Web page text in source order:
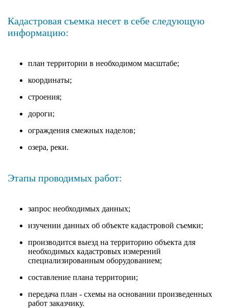
Кадастровая съемка несет в себе следующую
информацию:
план территории в необходимом масштабе;
координаты;
строения;
дороги;
ограждения смежных наделов;
озера, реки.
Этапы проводимых работ:
запрос необходимых данных;
изучении данных об объекте кадастровой съемки;
производится выезд на территорию объекта для
необходимых кадастровых измерений
специализированным оборудованием;
составление плана территории;
передача план - схемы на основании произведенных
работ заказчику.